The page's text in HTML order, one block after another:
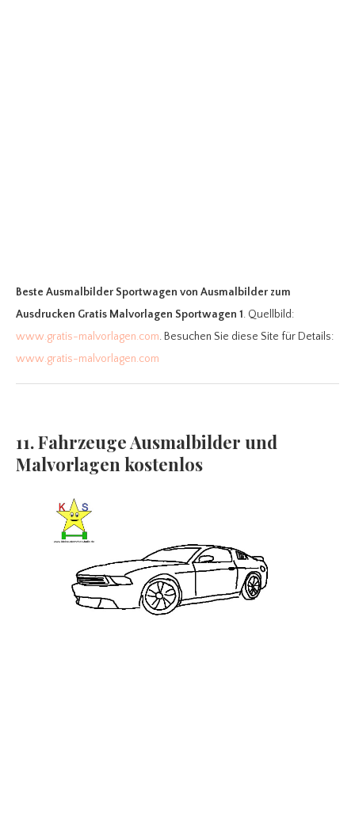
Beste Ausmalbilder Sportwagen von Ausmalbilder zum
Ausdrucken Gratis Malvorlagen Sportwagen 1. Quellbild:
www.gratis-malvorlagen.com. Besuchen Sie diese Site für Details:
www.gratis-malvorlagen.com
11. Fahrzeuge Ausmalbilder und
Malvorlagen kostenlos